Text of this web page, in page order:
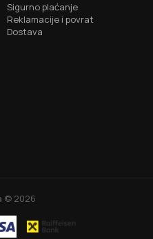
Sigurno plaćanje
Reklamacije i povrat
Dostava
© 2026